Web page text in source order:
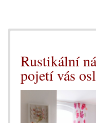
Rustikální
pojetí vás